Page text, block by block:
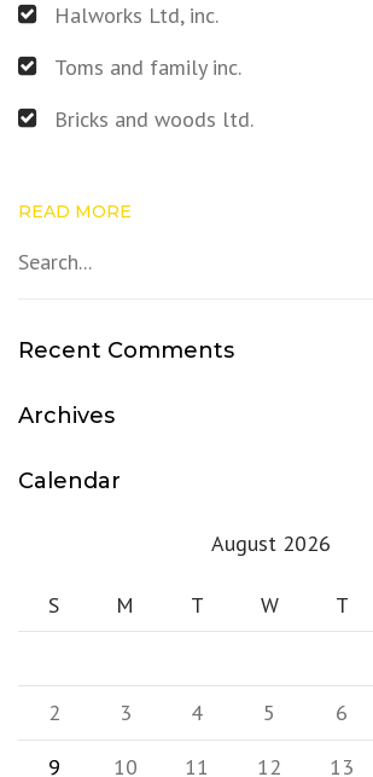
Halworks Ltd, inc.
Toms and family inc.
Bricks and woods ltd.
READ MORE
Recent Comments
Archives
Calendar
August 2026
S M T W T
2
3 4 5 6
9
10 11 12 13